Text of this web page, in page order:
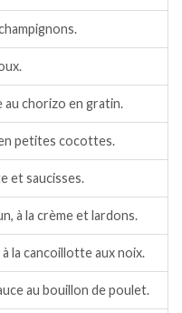
au chorizo en gratin.
petites cocottes.
et saucisses.
à la crème et lardons.
la cancoillotte aux noix.
au bouillon de poulet.